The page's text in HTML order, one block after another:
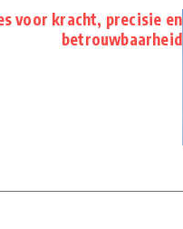
voor kracht, precisie en
betrouwbaarheid